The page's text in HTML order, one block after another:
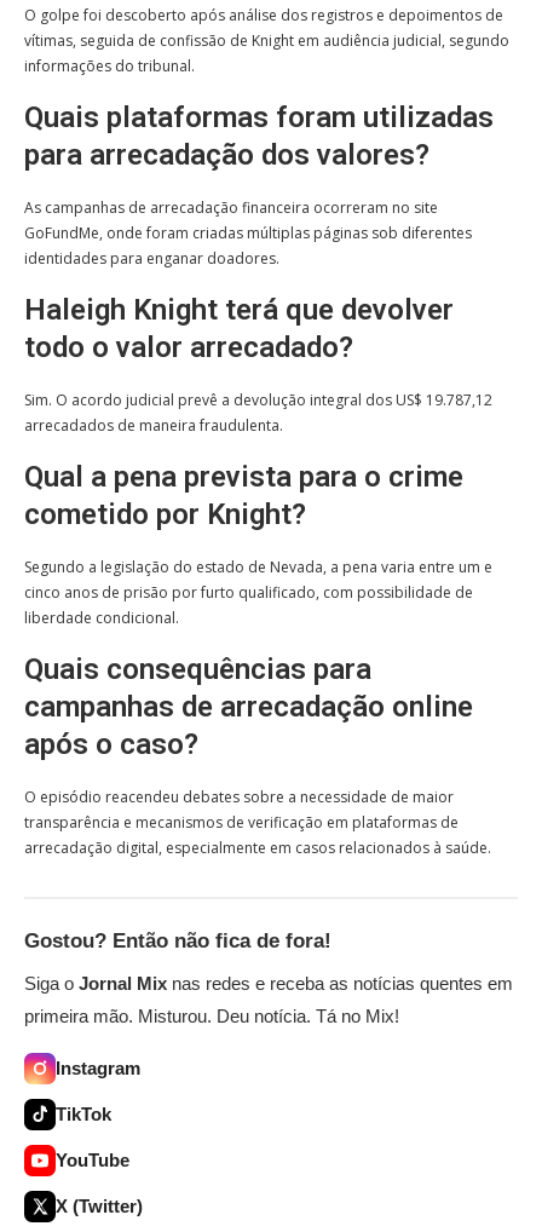
O golpe foi descoberto após análise dos registros e depoimentos de
vítimas, seguida de confissão de Knight em audiência judicial, segundo
informações do tribunal.
Quais plataformas foram utilizadas
para arrecadação dos valores?
As campanhas de arrecadação financeira ocorreram no site
GoFundMe, onde foram criadas múltiplas páginas sob diferentes
identidades para enganar doadores.
Haleigh Knight terá que devolver
todo o valor arrecadado?
Sim. O acordo judicial prevê a devolução integral dos US$ 19.787,12
arrecadados de maneira fraudulenta.
Qual a pena prevista para o crime
cometido por Knight?
Segundo a legislação do estado de Nevada, a pena varia entre um e
cinco anos de prisão por furto qualificado, com possibilidade de
liberdade condicional.
Quais consequências para
campanhas de arrecadação online
após o caso?
O episódio reacendeu debates sobre a necessidade de maior
transparência e mecanismos de verificação em plataformas de
arrecadação digital, especialmente em casos relacionados à saúde.
Gostou? Então não fica de fora!
Siga o Jornal Mix nas redes e receba as notícias quentes em
primeira mão. Misturou. Deu notícia. Tá no Mix!
Instagram
TikTok
YouTube
X (Twitter)